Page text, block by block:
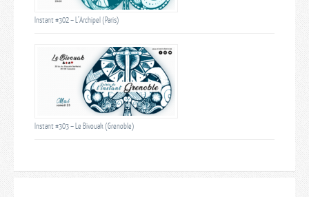
Instant #302 – L’Archipel (Paris)
Instant #303 – Le Bivouak (Grenoble)